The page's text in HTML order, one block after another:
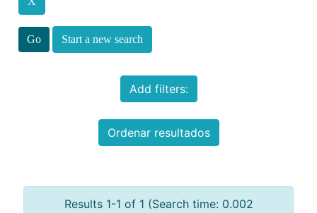
Start a new search
Add filters:
Ordenar resultados
Results 1-1 of 1 (Search time: 0.002